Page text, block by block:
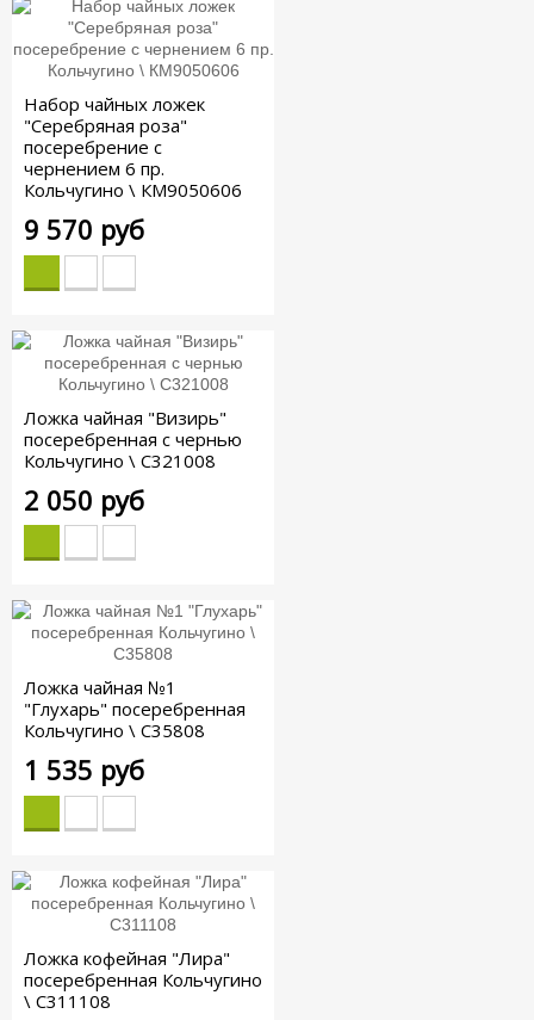
Набор чайных ложек
"Серебряная роза"
посеребрение с
чернением 6 пр.
Кольчугино \ КМ9050606
9 570 руб
Ложка чайная "Визирь"
посеребренная с чернью
Кольчугино \ С321008
2 050 руб
Ложка чайная №1
"Глухарь" посеребренная
Кольчугино \ С35808
1 535 руб
Ложка кофейная "Лира"
посеребренная Кольчугино
\ С311108